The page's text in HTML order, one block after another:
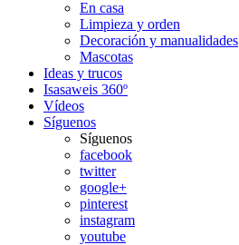
En casa
Limpieza y orden
Decoración y manualidades
Mascotas
Ideas y trucos
Isasaweis 360º
Vídeos
Síguenos
Síguenos
facebook
twitter
google+
pinterest
instagram
youtube